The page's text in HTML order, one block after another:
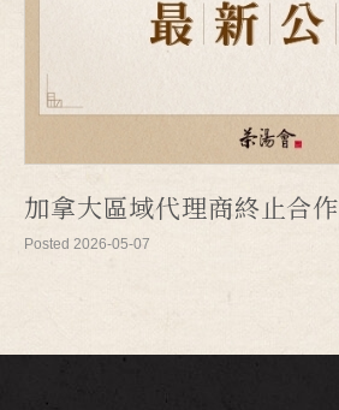
加拿大區域代理商終止合作
Posted 2026-05-07